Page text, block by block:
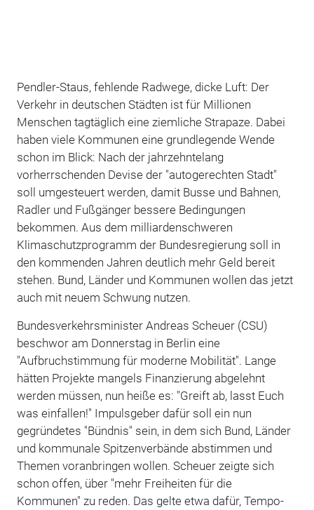
Pendler-Staus, fehlende Radwege, dicke Luft: Der
Verkehr in deutschen Städten ist für Millionen
Menschen tagtäglich eine ziemliche Strapaze. Dabei
haben viele Kommunen eine grundlegende Wende
schon im Blick: Nach der jahrzehntelang
vorherrschenden Devise der "autogerechten Stadt"
soll umgesteuert werden, damit Busse und Bahnen,
Radler und Fußgänger bessere Bedingungen
bekommen. Aus dem milliardenschweren
Klimaschutzprogramm der Bundesregierung soll in
den kommenden Jahren deutlich mehr Geld bereit
stehen. Bund, Länder und Kommunen wollen das jetzt
auch mit neuem Schwung nutzen.
Bundesverkehrsminister Andreas Scheuer (CSU)
beschwor am Donnerstag in Berlin eine
"Aufbruchstimmung für moderne Mobilität". Lange
hätten Projekte mangels Finanzierung abgelehnt
werden müssen, nun heiße es: "Greift ab, lasst Euch
was einfallen!" Impulsgeber dafür soll ein nun
gegründetes "Bündnis" sein, in dem sich Bund, Länder
und kommunale Spitzenverbände abstimmen und
Themen voranbringen wollen. Scheuer zeigte sich
schon offen, über "mehr Freiheiten für die
Kommunen" zu reden. Das gelte etwa dafür, Tempo-